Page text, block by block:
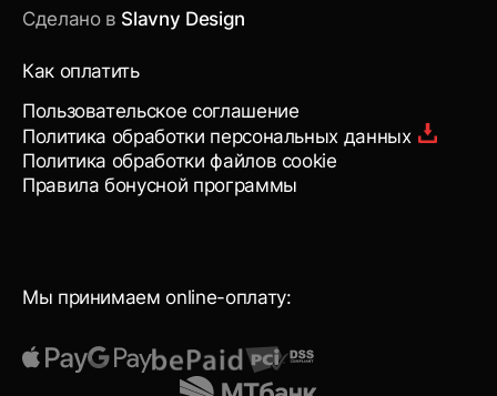
Мы принимаем online-оплату:
Сделано в Slavny Design
Как оплатить
Пользовательское соглашение
Политика обработки персональных данных
Политика обработки файлов cookie
Правила бонусной программы